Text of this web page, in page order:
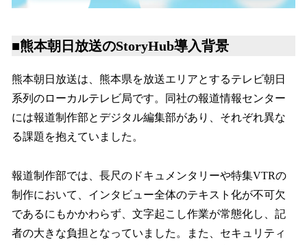
■熊本朝日放送のStoryHub導入背景
熊本朝日放送は、熊本県を放送エリアとするテレビ朝日
系列のローカルテレビ局です。同社の報道情報センター
には報道制作部とデジタル編集部があり、それぞれ異な
る課題を抱えていました。
報道制作部では、長尺のドキュメンタリーや特集VTRの
制作において、インタビュー全体のテキスト化が不可欠
であるにもかかわらず、文字起こし作業が常態化し、記
者の大きな負担となっていました。また、セキュリティ